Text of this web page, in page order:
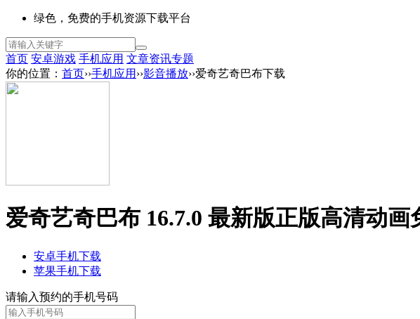
绿色，免费的手机资源下载平台
首页 安卓游戏 手机应用 文章资讯专题
你的位置： 首页››手机应用 ››影音播放››爱奇艺奇巴布下载
爱奇艺奇巴布 16.7.0 最新版正版高清动画
安卓手机下载
苹果手机下载
请输入预约的手机号码